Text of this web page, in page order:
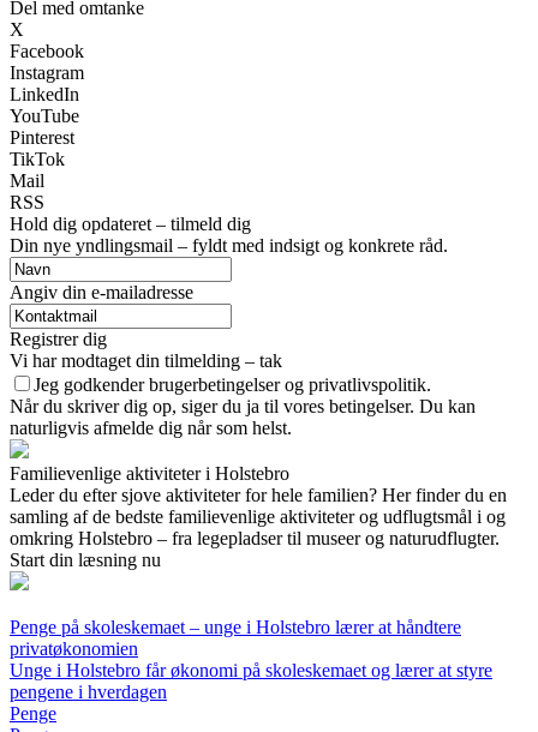
Del med omtanke
X
Facebook
Instagram
LinkedIn
YouTube
Pinterest
TikTok
Mail
RSS
Hold dig opdateret – tilmeld dig
Din nye yndlingsmail – fyldt med indsigt og konkrete råd.
Angiv din e-mailadresse
Registrer dig
Vi har modtaget din tilmelding – tak
Jeg godkender brugerbetingelser og privatlivspolitik.
Når du skriver dig op, siger du ja til vores betingelser. Du kan
naturligvis afmelde dig når som helst.
Familievenlige aktiviteter i Holstebro
Leder du efter sjove aktiviteter for hele familien? Her finder du en
samling af de bedste familievenlige aktiviteter og udflugtsmål i og
omkring Holstebro – fra legepladser til museer og naturudflugter.
Start din læsning nu
Penge på skoleskemaet – unge i Holstebro lærer at håndtere
privatøkonomien
Unge i Holstebro får økonomi på skoleskemaet og lærer at styre
pengene i hverdagen
Penge